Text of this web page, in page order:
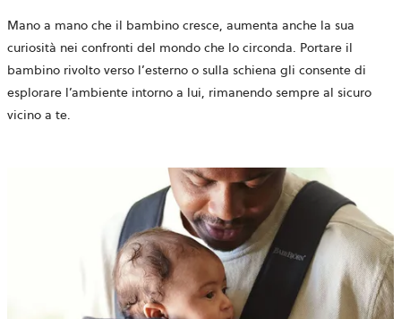
Mano a mano che il bambino cresce, aumenta anche la sua
curiosità nei confronti del mondo che lo circonda. Portare il
bambino rivolto verso l’esterno o sulla schiena gli consente di
esplorare l’ambiente intorno a lui, rimanendo sempre al sicuro
vicino a te.